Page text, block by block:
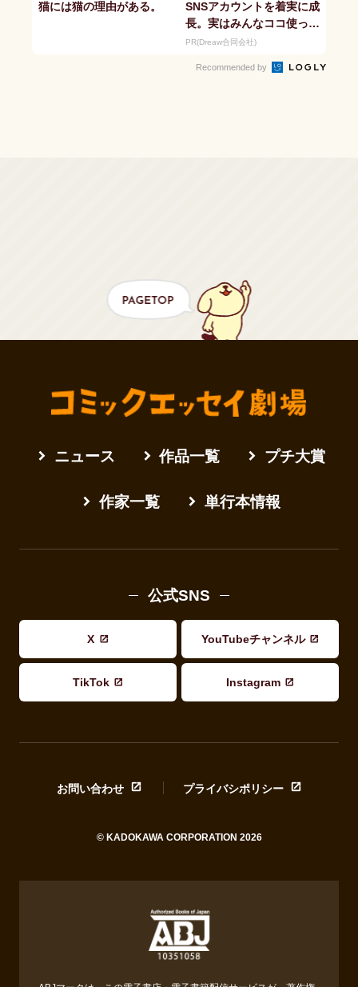
猫には猫の理由がある。
SNSアカウントを着実に成
長。実はみんなココ使って
ます。
PR(Dreaw合同会社)
Recommended by
ニュース 作品一覧 プチ大賞
作家一覧 単行本情報
公式SNS
X YouTubeチャンネル
TikTok Instagram
お問い合わせ プライバシポリシー
© KADOKAWA CORPORATION 2026